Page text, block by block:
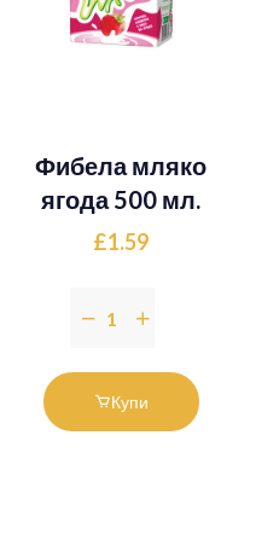
Фибела мляко
ягода 500 мл.
£1.59
Купи